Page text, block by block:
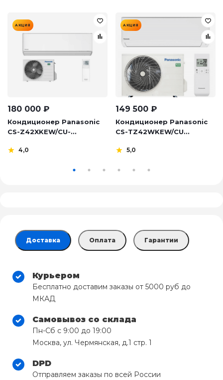
АКЦИЯ
180 000 ₽
Кондиционер Panasonic
CS-Z42XKEW/CU-...
4,0
АКЦИЯ
149 500 ₽
Кондиционер Panasonic
CS-TZ42WKEW/CU...
5,0
Доставка Оплата Гарантии
Курьером
Бесплатно доставим заказы от 5000 руб до
МКАД
Самовывоз со склада
Пн-Сб с 9:00 до 19:00
Москва, ул. Чермянская, д.1 стр. 1
DPD
Отправляем заказы по всей России